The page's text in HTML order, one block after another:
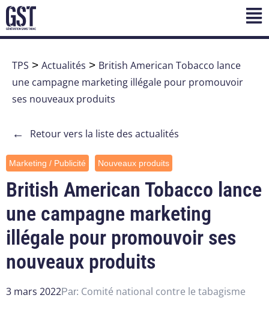
TPS > Actualités > British American Tobacco lance
une campagne marketing illégale pour promouvoir
ses nouveaux produits
← Retour vers la liste des actualités
Marketing / Publicité Nouveaux produits
British American Tobacco lance
une campagne marketing
illégale pour promouvoir ses
nouveaux produits
3 mars 2022Par: Comité national contre le tabagisme